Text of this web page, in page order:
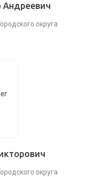
Андреевич
округа
округа